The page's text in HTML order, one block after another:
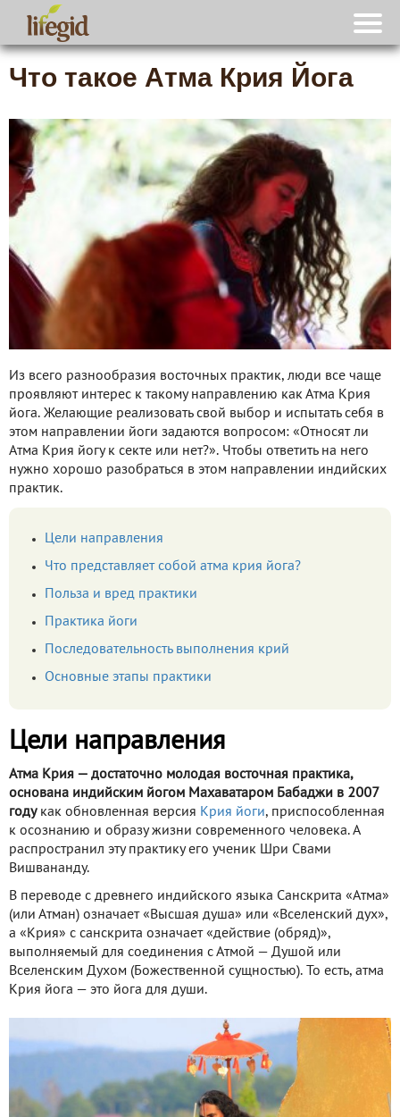
Что такое Атма Крия Йога
Из всего разнообразия восточных практик, люди все чаще
проявляют интерес к такому направлению как Атма Крия
йога. Желающие реализовать свой выбор и испытать себя в
этом направлении йоги задаются вопросом: «Относят ли
Атма Крия йогу к секте или нет?». Чтобы ответить на него
нужно хорошо разобраться в этом направлении индийских
практик.
Цели направления
Что представляет собой атма крия йога?
Польза и вред практики
Практика йоги
Последовательность выполнения крий
Основные этапы практики
Цели направления
Атма Крия — достаточно молодая восточная практика,
основана индийским йогом Махаватаром Бабаджи в 2007
годукак обновленная версия Крия йоги, приспособленная
к осознанию и образу жизни современного человека. А
распространил эту практику его ученик Шри Свами
Вишвананду.
В переводе с древнего индийского языка Санскрита «Атма»
(или Атман) означает «Высшая душа» или «Вселенский дух»,
а «Крия» с санскрита означает «действие (обряд)»,
выполняемый для соединения с Атмой — Душой или
Вселенским Духом (Божественной сущностью). То есть, атма
Крия йога — это йога для души.